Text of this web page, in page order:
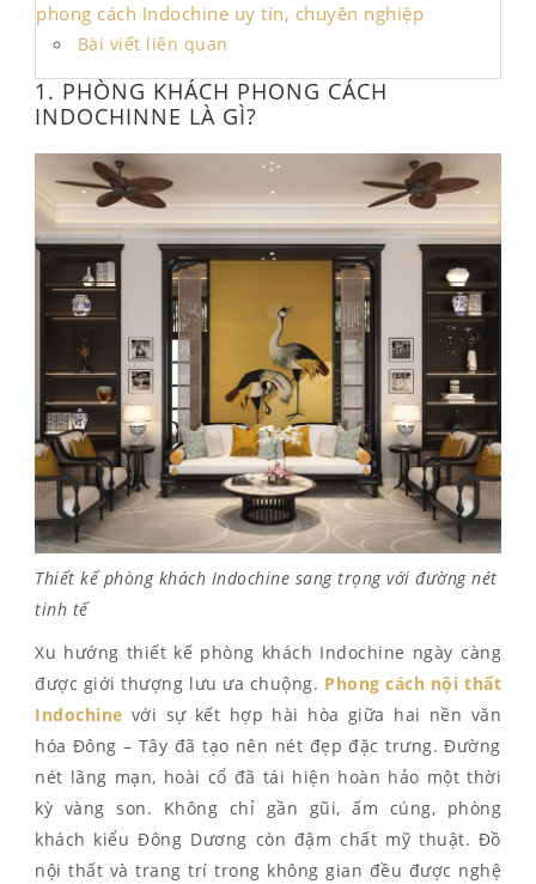
phong cách Indochine uy tín, chuyên nghiệp
Bài viết liên quan
1. PHÒNG KHÁCH PHONG CÁCH
INDOCHINNE LÀ GÌ?
Thiết kế phòng khách Indochine sang trọng với đường nét
tinh tế
Xu hướng thiết kế phòng khách Indochine ngày càng
được giới thượng lưu ưa chuộng. Phong cách nội thất
Indochine với sự kết hợp hài hòa giữa hai nền văn
hóa Đông – Tây đã tạo nên nét đẹp đặc trưng. Đường
nét lãng mạn, hoài cổ đã tái hiện hoàn hảo một thời
kỳ vàng son. Không chỉ gần gũi, ấm cúng, phòng
khách kiểu Đông Dương còn đậm chất mỹ thuật. Đồ
nội thất và trang trí trong không gian đều được nghệ